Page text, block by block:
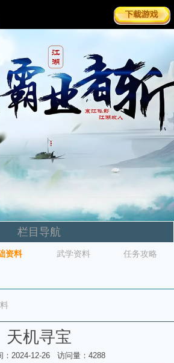
栏目导航
资料 武学资料 任务攻略
天机寻宝
：2024-12-26 访问量：4288